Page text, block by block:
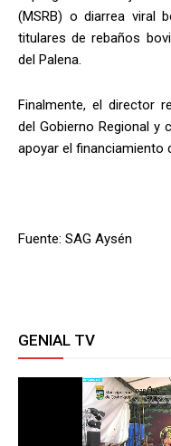
(MSRB) o diarrea viral
titulares de rebaños
del Palena.
Finalmente, el director
del Gobierno Regional y
apoyar el financiamiento
Fuente: SAG Aysén
GENIAL TV